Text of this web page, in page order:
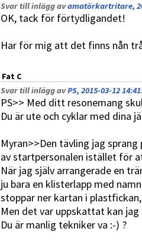
Svar till inlägg avamatörkartritare,
OK, tack för förtydligandet!
Har för mig att det finns nån
Fat C
Svar till inlägg avPS, 2015-03-12 14:41
PS>> Med ditt resonemang
Du är ute och cyklar med dina
Myran>>Den tävling jag
av startpersonalen istället för
När jag själv arrangerade en
ju bara en klisterlapp med
stoppar ner kartan i
Men det var uppskattat kan jag
Du är manlig tekniker va :-) ?